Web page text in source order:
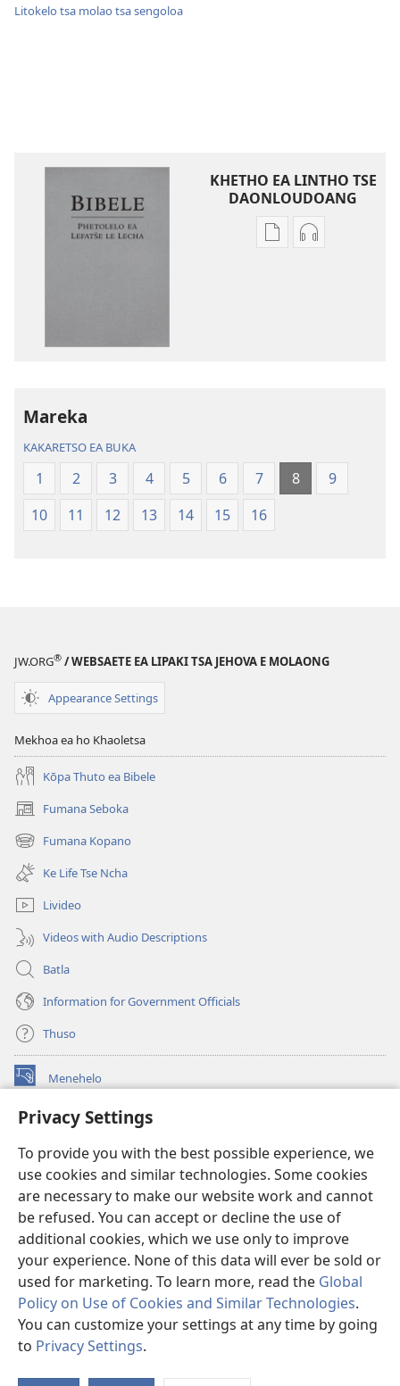
Privacy Settings
To provide you with the best possible experience, we
use cookies and similar technologies. Some cookies
are necessary to make our website work and cannot
be refused. You can accept or decline the use of
additional cookies, which we use only to improve
your experience. None of this data will ever be sold or
used for marketing. To learn more, read the Global
Policy on Use of Cookies and Similar Technologies.
You can customize your settings at any time by going
to Privacy Settings.
Litokelo tsa molao tsa sengoloa
KHETHO EA LINTHO TSE
DAONLOUDOANG
Khetho
Lefatše
le
Khetho
Lefatše
le
Mareka
KAKARETSO EA BUKA
1 2 3 4 5 6 7 8
9
10
11 12 13 14 15 16
JW.ORG® / WEBSAETE EA LIPAKI TSA JEHOVA E MOLAONG
Appearance Settings
Mekhoa ea ho Khaoletsa
Kōpa Thuto ea Bibele
Fumana Seboka
(opens
new
window)
Fumana Kopano
(opens
new
window)
Ke Life Tse Ncha
Livideo
Videos with Audio Descriptions
Batla
Information for Government Officials
Thuso
Menehelo
(opens
window)Watchtower ONLINE LIBRARY
new
window)JW Hub ®
(opens
new
window)Lenaneo la
Watchtower Library
Copyright© 2026 Watch Tower Bible and Tract Society of Pennsylvania.
MELAO EA TŠEBELISO|